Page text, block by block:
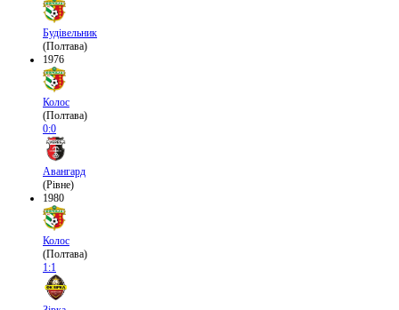
Будівельник
(Полтава)
1976
Колос
(Полтава)
0:0
Авангард
(Рівне)
1980
Колос
(Полтава)
1:1